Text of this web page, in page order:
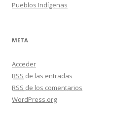
Pueblos Indígenas
META
Acceder
RSS de las entradas
RSS de los comentarios
WordPress.org